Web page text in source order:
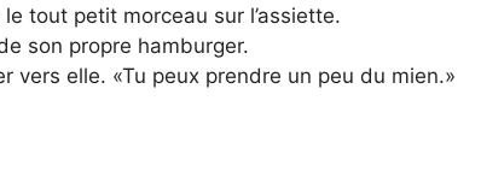
tout petit morceau sur l’assiette.
son propre hamburger.
vers elle. «Tu peux prendre un peu du mien.»